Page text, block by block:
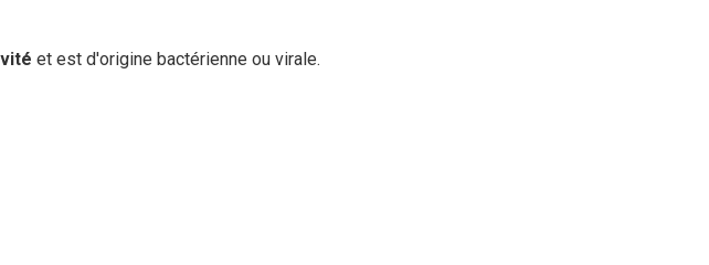
et est d'origine bactérienne ou virale.